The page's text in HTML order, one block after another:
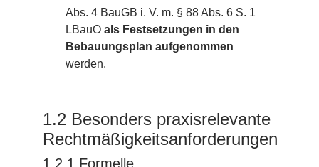
Abs. 4 BauGB i. V. m. § 88 Abs. 6 S. 1
LBauO als Festsetzungen in den
Bebauungsplan aufgenommen
werden.
1.2 Besonders praxisrelevante
Rechtmäßigkeitsanforderungen
1.2.1 Formelle